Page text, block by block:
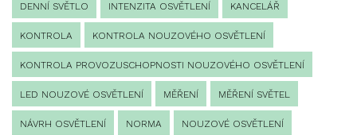
DENNÍ SVĚTLO INTENZITA OSVĚTLENÍ KANCELÁŘ
KONTROLA KONTROLA NOUZOVÉHO OSVĚTLENÍ
KONTROLA PROVOZUSCHOPNOSTI NOUZOVÉHO OSVĚTLENÍ
LED NOUZOVÉ OSVĚTLENÍ MĚŘENÍ MĚŘENÍ SVĚTEL
NÁVRH OSVĚTLENÍ NORMA NOUZOVÉ OSVĚTLENÍ